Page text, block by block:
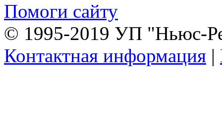
Помоги сайту
© 1995-2019 УП "Ньюс-
Контактная информация |